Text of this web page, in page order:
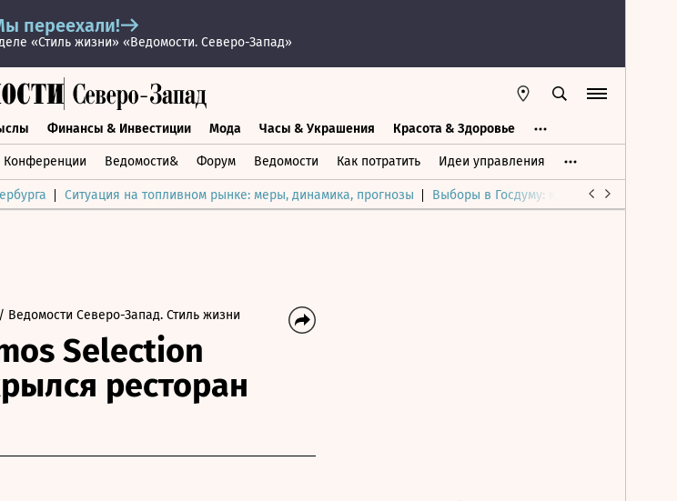
переехали!
«Стиль жизни» «Ведомости. Северо-Запад»
Финансы & Инвестиции Мода Часы & Украшения Красота & Здоровье
Конференции Ведомости& Форум Ведомости Как потратить Идеи управления
Смыслы Финансы & Инвестиции Мода Часы & Украшения Дом & Интерьер
Ситуация на топливном рынке: меры, динамика, прогнозы
Выборы в Госдуму: каким был и будет
/ Ведомости Северо-Запад. Стиль жизни
Selection
ресторан